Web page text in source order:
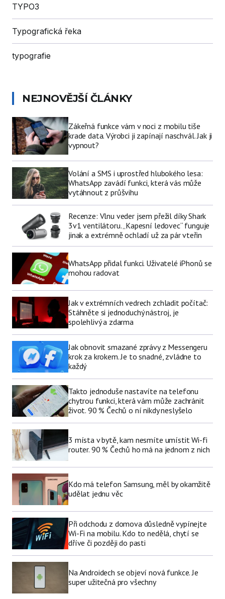
TYPO3
Typografická řeka
typografie
NEJNOVĚJŠÍ ČLÁNKY
Zákeřná funkce vám v noci z mobilu tiše
krade data. Výrobci ji zapínají naschvál. Jak ji
vypnout?
Volání a SMS i uprostřed hlubokého lesa:
WhatsApp zavádí funkci, která vás může
vytáhnout z průšvihu
Recenze: Vlnu veder jsem přežil díky Shark
3v1 ventilátoru. „Kapesní ledovec“ funguje
jinak a extrémně ochladí už za pár vteřin
WhatsApp přidal funkci. Uživatelé iPhonů se
mohou radovat
Jak v extrémních vedrech zchladit počítač:
Stáhněte si jednoduchý nástroj, je
spolehlivý a zdarma
Jak obnovit smazané zprávy z Messengeru
krok za krokem. Je to snadné, zvládne to
každý
Takto jednoduše nastavíte na telefonu
chytrou funkci, která vám může zachránit
život. 90 % Čechů o ní nikdy neslyšelo
3 místa v bytě, kam nesmíte umístit Wi-fi
router. 90 % Čechů ho má na jednom z nich
Kdo má telefon Samsung, měl by okamžitě
udělat jednu věc
Při odchodu z domova důsledně vypínejte
Wi-Fi na mobilu. Kdo to nedělá, chytí se
dříve či později do pasti
Na Androidech se objeví nová funkce. Je
super užitečná pro všechny